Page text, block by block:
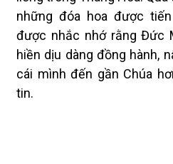
những đóa hoa được
được nhắc nhớ rằng Đức
hiền dịu dàng đồng hành,
cái mình đến gần Chúa
tin.